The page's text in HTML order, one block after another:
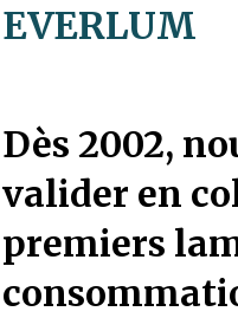
EVERLUM
Dès 2002,
valider en
premiers